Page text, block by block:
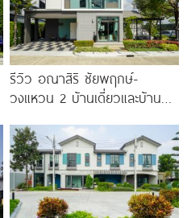
รีวิว อณาสิริ ชัยพฤกษ์-
วงแหวน 2 บ้านเดี่ยวและบ้าน
บางกรวย-ไทรน้อย เริ่ม 4.59
ล้าน*